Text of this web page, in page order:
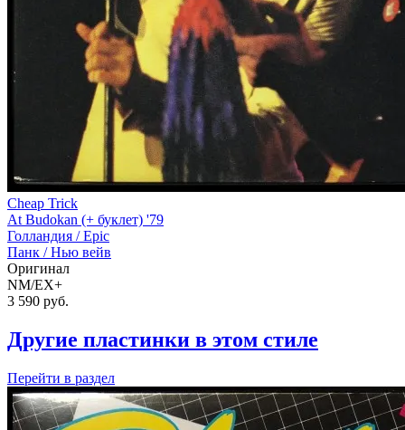
Cheap Trick
At Budokan (+ буклет) '79
Голландия /Epic
Панк / Нью вейв
Оригинал
NM/EX+
3 590 руб.
Другие пластинки в этом стиле
Перейти в раздел